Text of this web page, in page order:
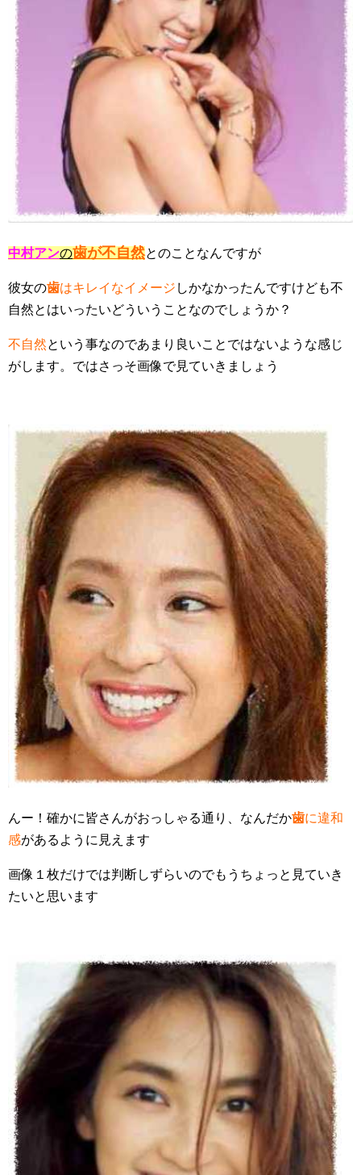
中村アンの歯が不自然とのことなんですが
彼女の歯はキレイなイメージ しかなかったんですけども不
自然とはいったいどういうことなのでしょうか？
不自然という事なのであまり良いことではないような感じ
がします。ではさっそ画像で見ていきましょう
んー！確かに皆さんがおっしゃる通り、なんだか歯に違和
感があるように見えます
画像１枚だけでは判断しずらいのでもうちょっと見ていき
たいと思います